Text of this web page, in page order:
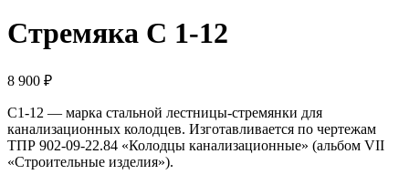
Стремяка С 1-12
8 900 ₽
С1-12 — марка стальной лестницы-стремянки для
канализационных колодцев. Изготавливается по чертежам
ТПР 902-09-22.84 «Колодцы канализационные» (альбом VII
«Строительные изделия»).